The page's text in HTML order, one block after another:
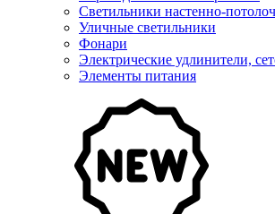
Светильники настенно-
Уличные светильники
Фонари
Электрические удлинители,
Элементы питания